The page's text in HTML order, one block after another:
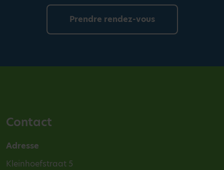
Prendre rendez-vous
Contact
Adresse
Kleinhoefstraat 5